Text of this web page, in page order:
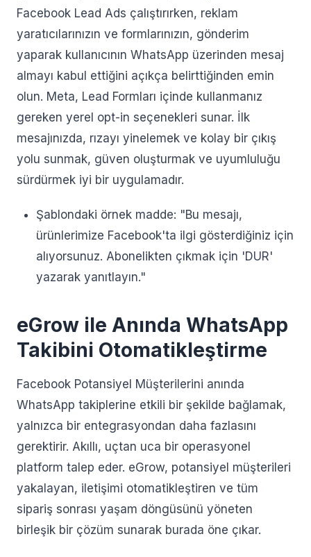
Facebook Lead Ads çalıştırırken, reklam
yaratıcılarınızın ve formlarınızın, gönderim
yaparak kullanıcının WhatsApp üzerinden mesaj
almayı kabul ettiğini açıkça belirttiğinden emin
olun. Meta, Lead Formları içinde kullanmanız
gereken yerel opt-in seçenekleri sunar. İlk
mesajınızda, rızayı yinelemek ve kolay bir çıkış
yolu sunmak, güven oluşturmak ve uyumluluğu
sürdürmek iyi bir uygulamadır.
Şablondaki örnek madde: "Bu mesajı,
ürünlerimize Facebook'ta ilgi gösterdiğiniz için
alıyorsunuz. Abonelikten çıkmak için 'DUR'
yazarak yanıtlayın."
eGrow ile Anında WhatsApp
Takibini Otomatikleştirme
Facebook Potansiyel Müşterilerini anında
WhatsApp takiplerine etkili bir şekilde bağlamak,
yalnızca bir entegrasyondan daha fazlasını
gerektirir. Akıllı, uçtan uca bir operasyonel
platform talep eder. eGrow, potansiyel müşterileri
yakalayan, iletişimi otomatikleştiren ve tüm
sipariş sonrası yaşam döngüsünü yöneten
birleşik bir çözüm sunarak burada öne çıkar.